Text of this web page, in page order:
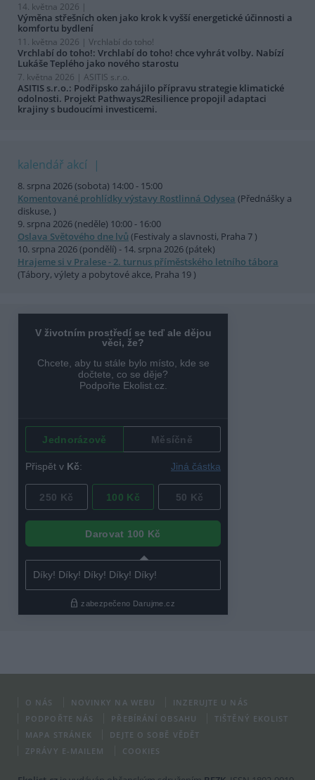
14. května 2026 |
Výměna střešních oken jako krok k vyšší energetické účinnosti a
komfortu bydlení
11. května 2026 | Vrchlabí do toho!
Vrchlabí do toho!: Vrchlabí do toho! chce vyhrát volby. Nabízí
Lukáše Teplého jako nového starostu
7. května 2026 | ASITIS s.r.o.
ASITIS s.r.o.: Podřipsko zahájilo přípravu strategie klimatické
odolnosti. Projekt Pathways2Resilience propojil adaptaci
krajiny s budoucími investicemi.
kalendář akcí
8. srpna 2026 (sobota) 14:00 - 15:00
Komentované prohlídky výstavy Rostlinná Odysea (Přednášky a
diskuse, )
9. srpna 2026 (neděle) 10:00 - 16:00
Oslava Světového dne lvů (Festivaly a slavnosti, Praha 7 )
10. srpna 2026 (pondělí) - 14. srpna 2026 (pátek)
Hrajeme si v Pralese - 2. turnus příměstského letního tábora
(Tábory, výlety a pobytové akce, Praha 19 )
O NÁS NOVINKY NA WEBU
INZERUJTE U NÁS
PODPOŘTE NÁS
PŘEBÍRÁNÍ OBSAHU
TIŠTĚNÝ EKOLIST
MAPA STRÁNEK
DEJTE O SOBĚ VĚDĚT
ZPRÁVY E-MAILEM
COOKIES